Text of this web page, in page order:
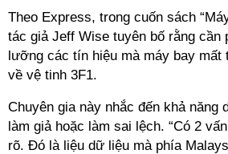
Theo Express, trong cuốn sách
tác giả Jeff Wise tuyên bố rằng cần
lưỡng các tín hiệu mà máy bay mất
về vệ tinh 3F1.
Chuyên gia này nhắc đến khả năng
làm giả hoặc làm sai lệch. “Có 2
rõ. Đó là liệu dữ liệu mà phía